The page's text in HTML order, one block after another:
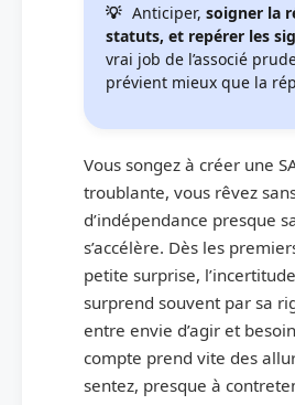
Anticiper, soigner la
statuts, et repérer les
vrai job de l’associé
prévient mieux que la
Vous songez à créer une
troublante, vous rêvez
d’indépendance presque
s’accélère. Dès les
petite surprise,
surprend souvent par sa
entre envie d’agir et
compte prend vite des
sentez, presque à